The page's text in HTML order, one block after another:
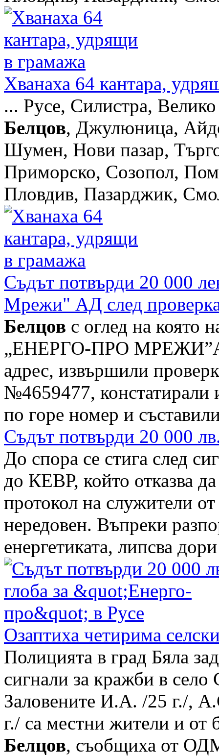
Хванаха 64 кантара,
... Русе, Силистра,
Белцов, Джулюница,
Шумен, Нови пазар,
Приморско, Созопол,
Пловдив, Пазарджик,
Съдът потвърди 20 000
Мрежи" АД след
Белцов с оглед на която
„ЕНЕРГО-ПРО МРЕЖИ”АД
адрес, извършили
№4659477, констатирали
по горе номер и
Съдът потвърди 20 000
До спора се стига след
до КЕВР, който отказва
протокол на служители
нередовен. Въпреки
енергетиката, липсва
Озаптиха четирима
Полицията в град Бяла
сигнали за кражби в село
Заловените И.А. /25 г./,
г./ са местни жители и от
Белцов, съобщиха от